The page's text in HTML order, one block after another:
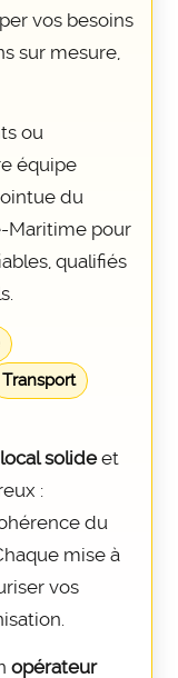
vos besoins
sur mesure,
ou
équipe
du
Maritime pour
qualifiés
Transport
solideet
:
du
mise à
vos
opérateur